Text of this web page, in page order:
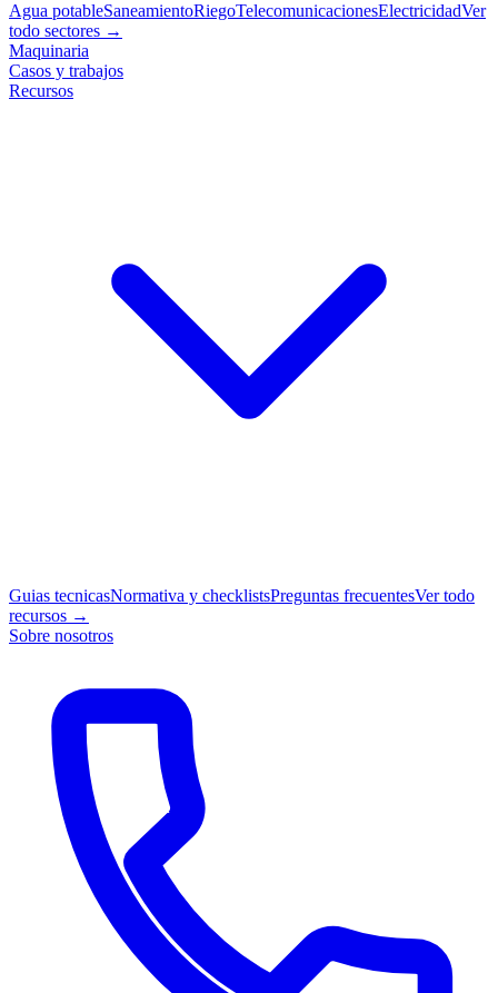
Agua potableSaneamientoRiegoTelecomunicacionesElectricidadVer
todo sectores →
Maquinaria
Casos y trabajos
Recursos
Guias tecnicasNormativa y checklistsPreguntas frecuentesVer todo
recursos →
Sobre nosotros